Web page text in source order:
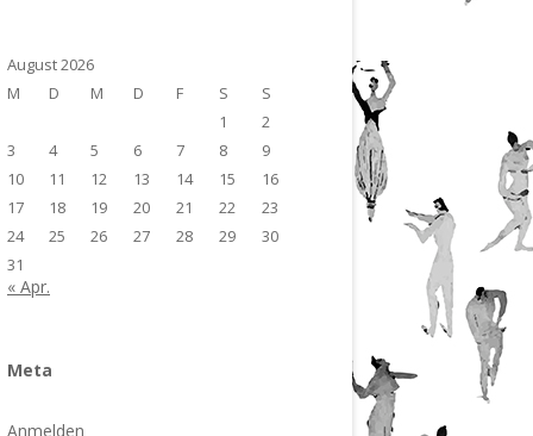
August 2026
M
D M D F S
S
1
2
3
4 5 6 7 8
9
10
11 12 13 14 15
16
17
18 19 20 21 22
23
24
25 26 27 28 29
30
31
« Apr.
Meta
Anmelden